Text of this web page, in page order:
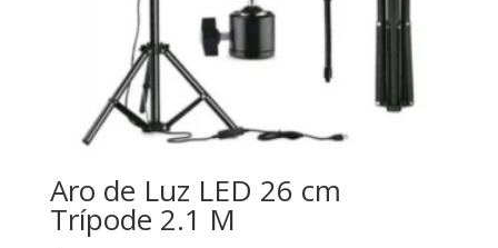
Aro de Luz LED 26 cm
Trípode 2.1 M